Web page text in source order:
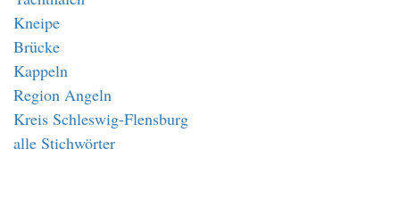
Kneipe
Brücke
Kappeln
Region Angeln
Kreis Schleswig-Flensburg
alle Stichwörter